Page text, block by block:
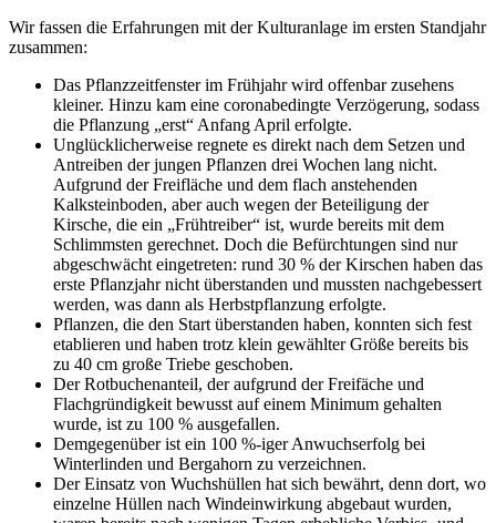
Wir fassen die Erfahrungen mit der Kulturanlage im ersten Standjahr
zusammen:
Das Pflanzzeitfenster im Frühjahr wird offenbar zusehens
kleiner. Hinzu kam eine coronabedingte Verzögerung, sodass
die Pflanzung „erst“ Anfang April erfolgte.
Unglücklicherweise regnete es direkt nach dem Setzen und
Antreiben der jungen Pflanzen drei Wochen lang nicht.
Aufgrund der Freifläche und dem flach anstehenden
Kalksteinboden, aber auch wegen der Beteiligung der
Kirsche, die ein „Frühtreiber“ ist, wurde bereits mit dem
Schlimmsten gerechnet. Doch die Befürchtungen sind nur
abgeschwächt eingetreten: rund 30 % der Kirschen haben das
erste Pflanzjahr nicht überstanden und mussten nachgebessert
werden, was dann als Herbstpflanzung erfolgte.
Pflanzen, die den Start überstanden haben, konnten sich fest
etablieren und haben trotz klein gewählter Größe bereits bis
zu 40 cm große Triebe geschoben.
Der Rotbuchenanteil, der aufgrund der Freifäche und
Flachgründigkeit bewusst auf einem Minimum gehalten
wurde, ist zu 100 % ausgefallen.
Demgegenüber ist ein 100 %-iger Anwuchserfolg bei
Winterlinden und Bergahorn zu verzeichnen.
Der Einsatz von Wuchshüllen hat sich bewährt, denn dort, wo
einzelne Hüllen nach Windeinwirkung abgebaut wurden,